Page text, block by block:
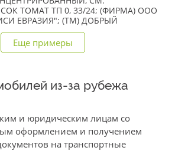
ТОМАТ ТП 0, 33/24; (ФИРМА) ООО
ЕВРАЗИЯ"; (TM) ДОБРЫЙ
Еще примеры
из-за рубежа
и юридическим лицам со
оформлением и получением
на транспортные